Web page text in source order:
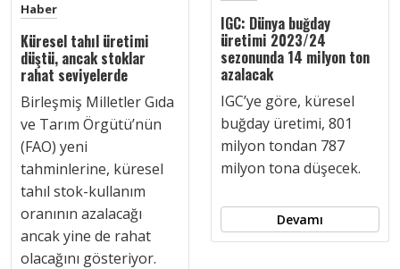
Haber
Küresel tahıl üretimi
düştü, ancak stoklar
rahat seviyelerde
Birleşmiş Milletler Gıda
ve Tarım Örgütü’nün
(FAO) yeni
tahminlerine, küresel
tahıl stok-kullanım
oranının azalacağı
ancak yine de rahat
olacağını gösteriyor.
IGC: Dünya buğday
üretimi 2023/24
sezonunda 14 milyon ton
azalacak
IGC’ye göre, küresel
buğday üretimi, 801
milyon tondan 787
milyon tona düşecek.
Devamı